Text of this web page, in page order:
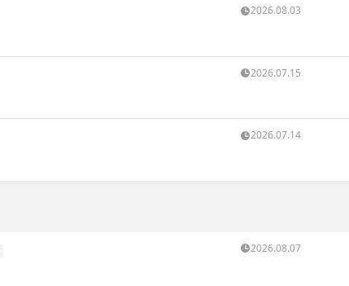
2026.08.03
2026.07.15
2026.07.14
2026.08.07